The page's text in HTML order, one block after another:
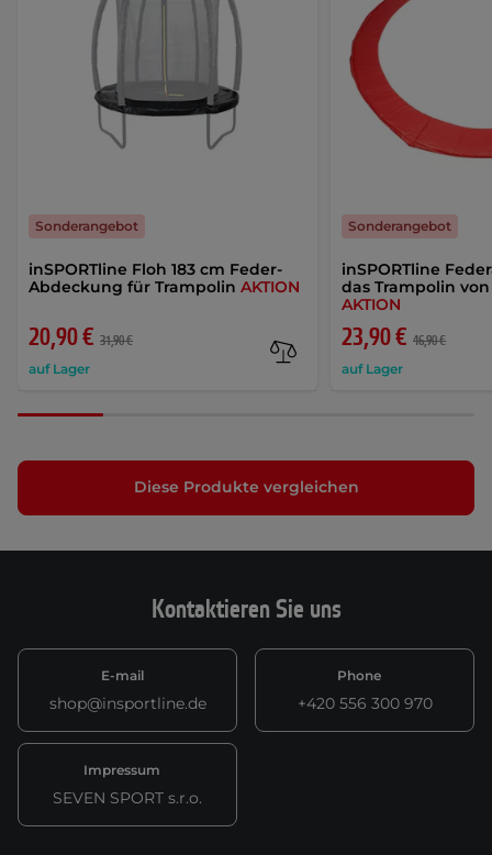
inSPORTline Floh 183 cm Feder-
Abdeckung für Trampolin AKTION
20,90 € 31,90 €
auf Lager
Sonderangebot
inSPORTline
das Trampolin
AKTION
23,90 € 46,90 €
auf Lager
Sonderangebot
Diese Produkte vergleichen
Kontaktieren Sie uns
E-mail
shop@insportline.de
Phone
+420 556 300 970
Impressum
SEVEN SPORT s.r.o.